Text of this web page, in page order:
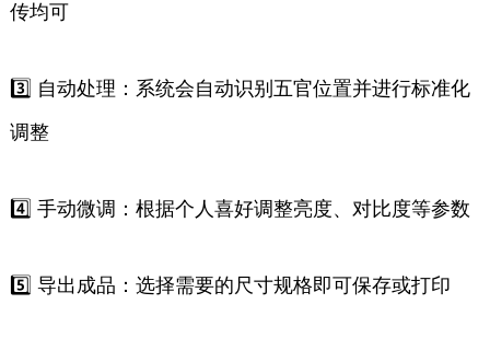
传均可
3️⃣ 自动处理：系统会自动识别五官位置并进行标准化
调整
4️⃣ 手动微调：根据个人喜好调整亮度、对比度等参数
5️⃣ 导出成品：选择需要的尺寸规格即可保存或打印